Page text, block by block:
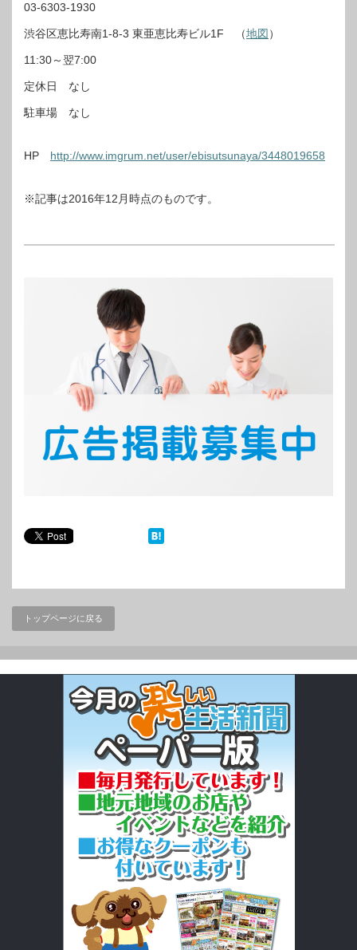
03-6303-1930
渋谷区恵比寿南1-8-3 東亜恵比寿ビル1F （地図 ）
11:30～翌7:00
定休日 なし
駐車場 なし
HP http://www.imgrum.net/user/ebisutsunaya/3448019658
※記事は2016年12月時点のものです。
トップページに戻る